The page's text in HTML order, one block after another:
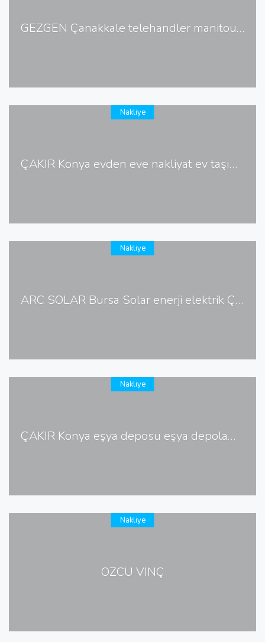
GEZGEN Çanakkale telehandler manitou Forklift Vinç
ÇAKIR Konya evden eve nakliyat ev taşıma
Nakliye
ARC SOLAR Bursa Solar enerji elektrik Çanakkale Solar enerji elektrik
Nakliye
ÇAKIR Konya eşya deposu eşya depolama kiralık eşya deposu
Nakliye
ÖZCÜ VİNÇ
Nakliye